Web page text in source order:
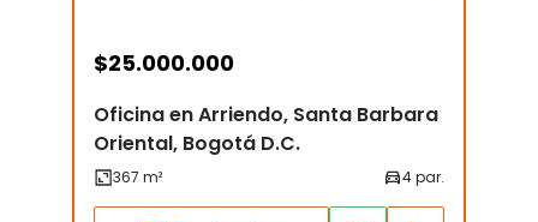
$25.000.000
Oficina en Arriendo, Santa Barbara
Oriental, Bogotá D.C.